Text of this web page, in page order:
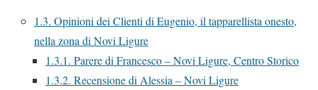
1.3. Opinioni dei Clienti di Eugenio, il tapparellista onesto,
nella zona di Novi Ligure
1.3.1. Parere di Francesco – Novi Ligure, Centro Storico
1.3.2. Recensione di Alessia – Novi Ligure